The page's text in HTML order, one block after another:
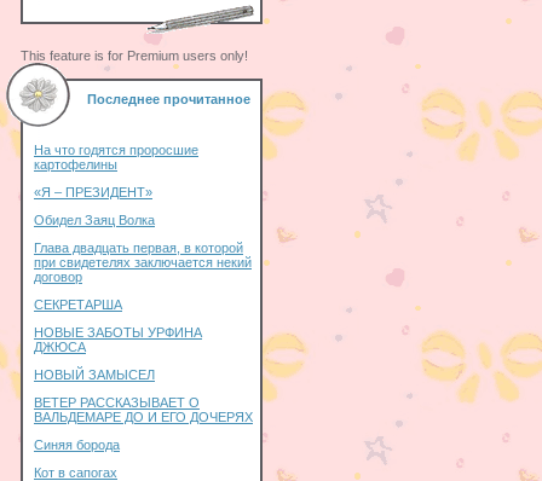
This feature is for Premium users only!
Последнее прочитанное
На что годятся проросшие
картофелины
«Я – ПРЕЗИДЕНТ»
Обидел Заяц Волка
Глава двадцать первая, в которой
при свидетелях заключается некий
договор
СЕКРЕТАРША
НОВЫЕ ЗАБОТЫ УРФИНА
ДЖЮСА
НОВЫЙ ЗАМЫСЕЛ
ВЕТЕР РАССКАЗЫВАЕТ О
ВАЛЬДЕМАРЕ ДО И ЕГО ДОЧЕРЯХ
Синяя борода
Кот в сапогах